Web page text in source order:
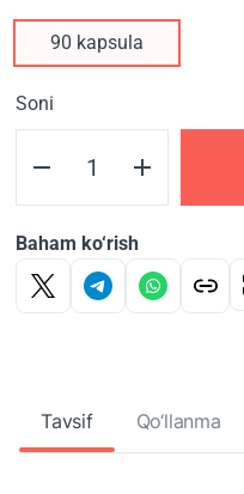
90 kapsula
Soni
Baham ko‘rish
Tavsif Qo‘llanma